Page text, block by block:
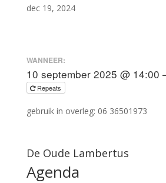
dec 19, 2024
WANNEER:
10 september 2025 @ 14:00
Repeats
gebruik in overleg: 06 36501973
De Oude Lambertus
Agenda